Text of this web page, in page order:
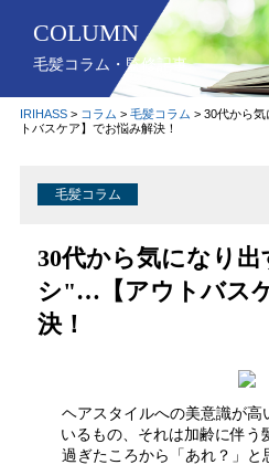
COLUMN
毛髪コラム・監修記事
IRIHASS> コラム > 毛髪コラム > 30代から気
トバスケア】でお悩み解決！
毛髪コラム
30代から気になり
シ"…【アウトバス
決！
ヘアスタイルへの美意識が高
いるもの、それは加齢に伴う
過ぎたころから「あれ？」と